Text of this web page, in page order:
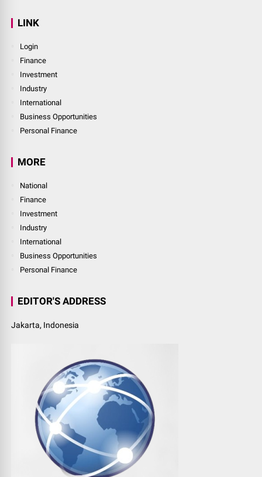
LINK
Login
Finance
Investment
Industry
International
Business Opportunities
Personal Finance
MORE
National
Finance
Investment
Industry
International
Business Opportunities
Personal Finance
EDITOR'S ADDRESS
Jakarta, Indonesia